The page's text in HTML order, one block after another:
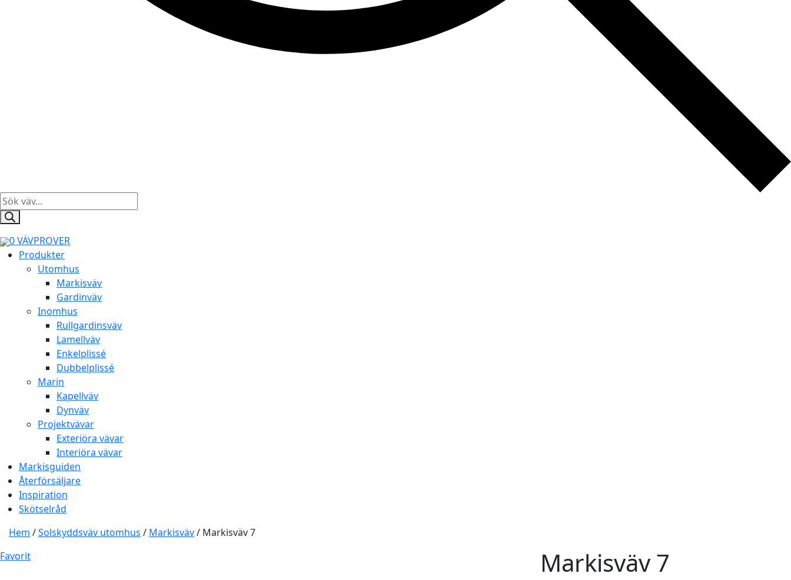
Products
search
0VÄVPROVER
Produkter
Utomhus
Markisväv
Gardinväv
Inomhus
Rullgardinsväv
Lamellväv
Enkelplissé
Dubbelplissé
Marin
Kapellväv
Dynväv
Projektvävar
Exteriöra vävar
Interiöra vävar
Markisguiden
Återförsäljare
Inspiration
Skötselråd
Hem /Solskyddsväv utomhus / Markisväv/ Markisväv 7
Favorit
Markisväv 7